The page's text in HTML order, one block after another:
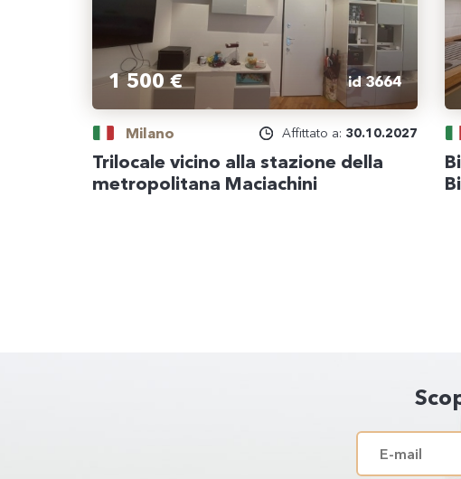
1 500 € id 3664
Milano Affittato a: 30.10.2027
Trilocale vicino alla stazione della
metropolitana Maciachini